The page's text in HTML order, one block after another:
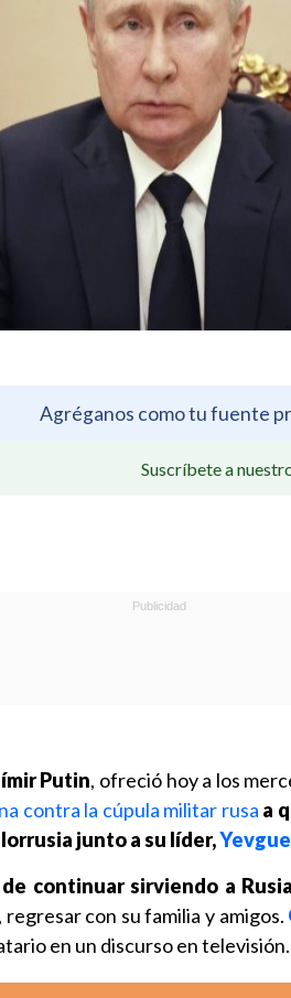
Agréganos como tu fuente
Suscríbete a
Putin, ofreció hoy a los
contra la cúpula militar rusa a
junto a su líder,
de continuar sirviendo a
, regresar con su familia y amigos.
en un discurso en televisión.